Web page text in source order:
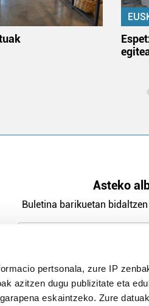
pertsonala, zure IP
azitzen dugu publizitate eta
eskaintzeko. Zure
Asteko
Buletina barikuetan